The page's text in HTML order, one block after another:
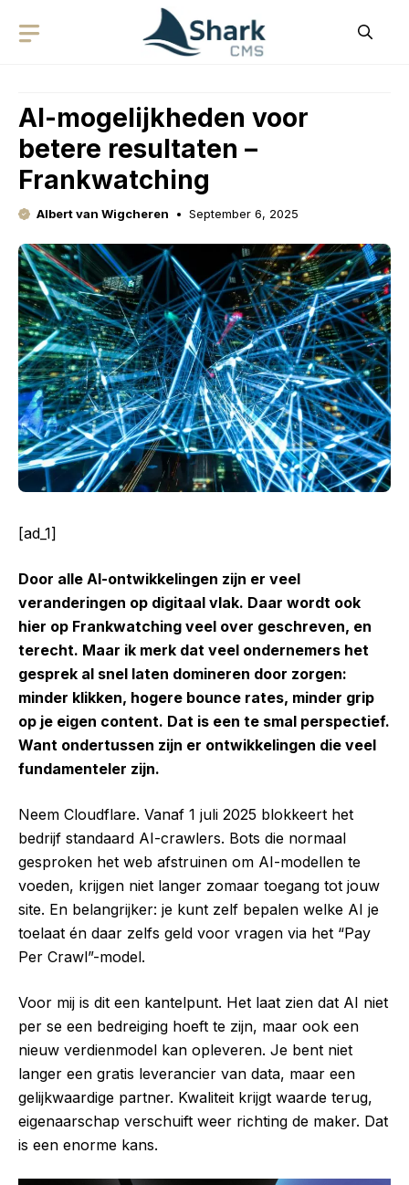
AI-mogelijkheden voor
betere resultaten –
Frankwatching
Albert van Wigcheren September 6, 2025
[ad_1]
Door alle AI-ontwikkelingen zijn er veel
veranderingen op digitaal vlak. Daar wordt ook
hier op Frankwatching veel over geschreven, en
terecht. Maar ik merk dat veel ondernemers het
gesprek al snel laten domineren door zorgen:
minder klikken, hogere bounce rates, minder grip
op je eigen content. Dat is een te smal perspectief.
Want ondertussen zijn er ontwikkelingen die veel
fundamenteler zijn.
Neem Cloudflare. Vanaf 1 juli 2025 blokkeert het
bedrijf standaard AI-crawlers. Bots die normaal
gesproken het web afstruinen om AI-modellen te
voeden, krijgen niet langer zomaar toegang tot jouw
site. En belangrijker: je kunt zelf bepalen welke AI je
toelaat én daar zelfs geld voor vragen via het “Pay
Per Crawl”-model.
Voor mij is dit een kantelpunt. Het laat zien dat AI niet
per se een bedreiging hoeft te zijn, maar ook een
nieuw verdienmodel kan opleveren. Je bent niet
langer een gratis leverancier van data, maar een
gelijkwaardige partner. Kwaliteit krijgt waarde terug,
eigenaarschap verschuift weer richting de maker. Dat
is een enorme kans.